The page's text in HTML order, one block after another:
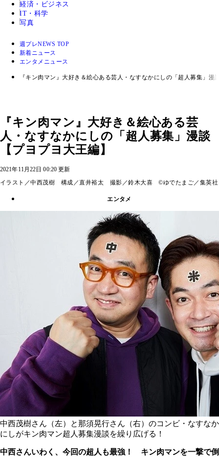
経済・ビジネス
IT・科学
写真
週プレNEWS TOP
新着ニュース
エンタメニュース
『キン肉マン』大好き＆絵心ある芸人・なすなかにしの「超人募集」漫
『キン肉マン』大好き＆絵心ある芸
人・なすなかにしの「超人募集」漫談
【プヨプヨ大王編】
2021年11月22日 00:20 更新
イラスト／中西茂樹 構成／直井裕太 撮影／鈴木大喜 ©ゆでたまご／集英社
エンタメ
中西茂樹さん（左）と那須晃行さん（右）のコンビ・なすなか
にしがキン肉マン超人募集漫談を繰り広げる！
中西さんいわく、今回の超人も最強！ キン肉マンを一撃で倒